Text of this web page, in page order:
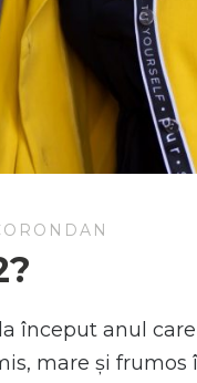
început anul
mare și